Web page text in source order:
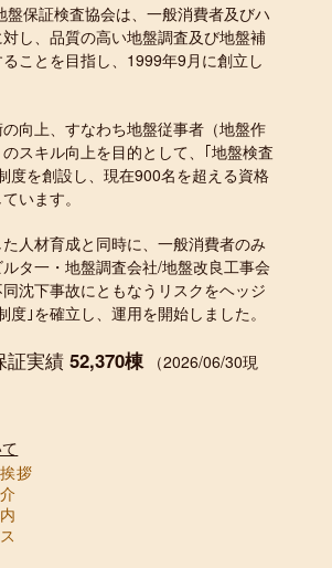
盤保証検査協会は、一般消費者及びハ
し、品質の高い地盤調査及び地盤補
ことを目指し、1999年9月に創立し
向上、すなわち地盤従事者（地盤作
スキル向上を目的として、｢地盤検査
度を創設し、現在900名を超える資格
います。
人材育成と同時に、一般消費者のみ
タ一・地盤調査会社/地盤改良工事会
沈下事故にともなうリスクをヘッジ
度｣を確立し、運用を開始しました。
証実績52,370棟
（2026/06/30現
拶